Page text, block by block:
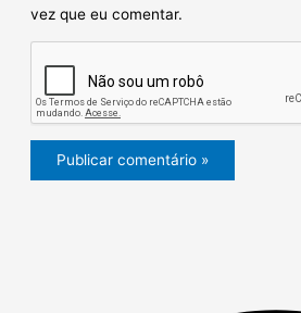
vez que eu comentar.